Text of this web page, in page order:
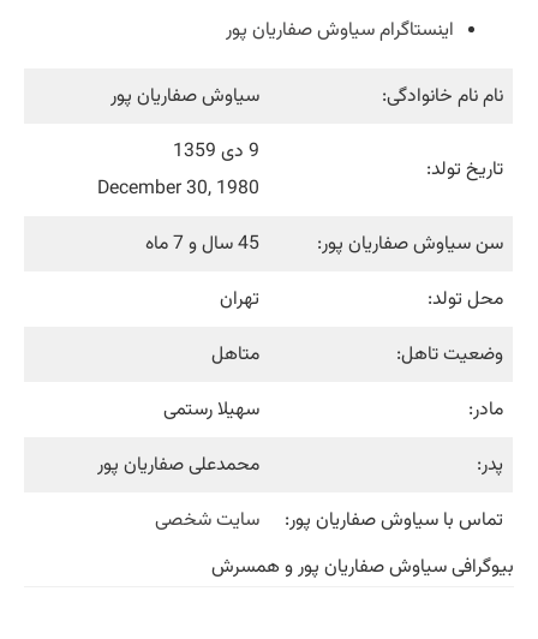
اینستاگرام سیاوش صفاریان پور
نام نام خانوادگی: سیاوش صفاریان پور
تاریخ تولد:
9 دی 1359
December 30, 1980
سن سیاوش صفاریان پور:
45 سال و 7 ماه
محل تولد:
تهران
وضعیت تاهل:
متاهل
مادر:
سهیلا رستمی
پدر:
محمدعلی صفاریان پور
تماس با سیاوش صفاریان پور:
سایت شخصی
بیوگرافی سیاوش صفاریان‌ پور و همسرش